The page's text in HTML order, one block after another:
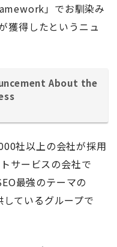
」でお馴染み
獲得したというニュ
About the
社以上の会社が採用
サービスの会社で
最強のテーマの
ているグループで